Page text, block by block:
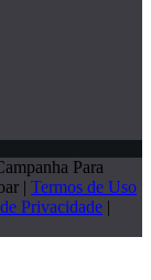
Para
| Termos de Uso
Privacidade |